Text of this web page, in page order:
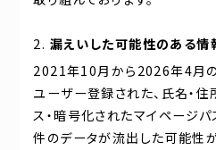
漏えいした可能性のある情
2021年10月から2026年4月
ユーザー登録された、氏名・住
ス・暗号化されたマイページ
件のデータが流出した可能性が